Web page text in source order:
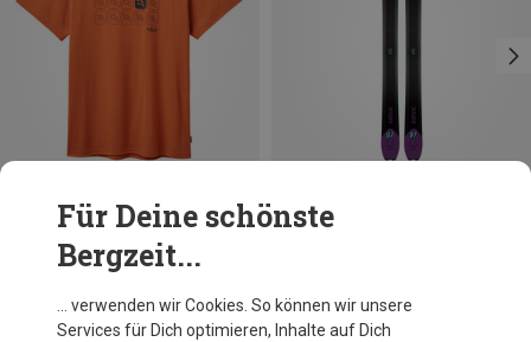
Du sparst 34% Du sparst 43%
Für Deine schönste
Bergzeit...
… verwenden wir Cookies. So können wir unsere
Services für Dich optimieren, Inhalte auf Dich